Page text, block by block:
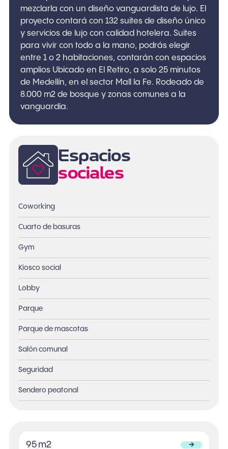
mezclarla con un diseño vanguardista de lujo. El
proyecto contará con 132 suites de diseño único
y servicios de lujo con calidad hotelera. Suites
para vivir con todo a la mano, podrás elegir
entre 1 o 2 habitaciones, contarán con espacios
amplios Ubicado en El Retiro, a solo 25 minutos
de Medellín, en el sector Mall la Fe. Rodeado de
8.000 m2 de bosque y zonas comunes a la
vanguardia.
Espacios
sociales
Coworking
Cuarto de basuras
Gym
Kiosco social
Lobby
Parque
Parque de mascotas
Salón comunal
Seguridad
Sendero peatonal
95 m2 →